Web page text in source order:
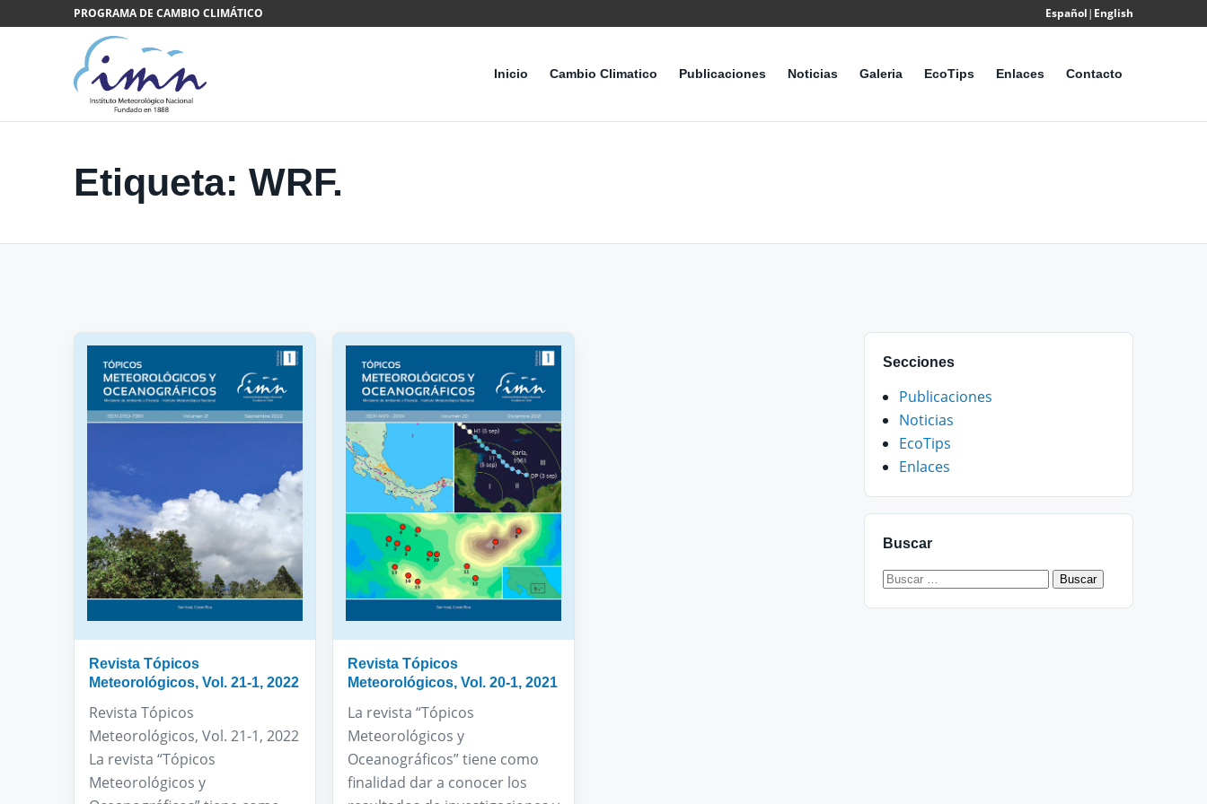
Saltar al contenidoPROGRAMA DE CAMBIO CLIMÁTICO Español| English
Inicio Cambio Climatico Publicaciones Noticias Galeria EcoTips Enlaces Contacto
Etiqueta: WRF.
Revista Tópicos
Meteorológicos, Vol. 21-1, 2022
Revista Tópicos
Meteorológicos, Vol. 21-1, 2022
La revista “Tópicos
Meteorológicos y
Revista Tópicos
Meteorológicos, Vol. 20-1, 2021
La revista “Tópicos
Meteorológicos y
Oceanográficos” tiene como
finalidad dar a conocer los
Secciones
Publicaciones
Noticias
EcoTips
Enlaces
Buscar
Buscar: